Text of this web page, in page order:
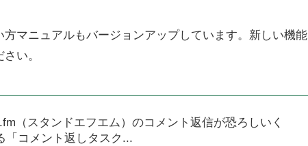
マニュアルもバージョンアップしています。新しい機能
い。
（スタンドエフエム）のコメント返信が恐ろしいく
「コメント返しタスク...